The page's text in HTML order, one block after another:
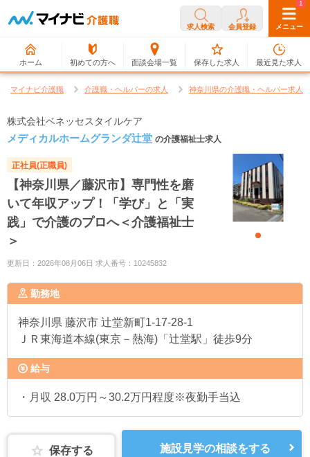
求人検索 会員登録 メニュー
ホーム 初めての方へ 面談会場一覧
0
保存した求人
1
最近見た求人
マイナビ介護職 介護職・ヘルパーの求人 神奈川県の介護職・ヘルパー求人
株式会社ベネッセスタイルケア
メディカルホームグランダ辻堂 の介護福祉士求人
正社員(正職員)
【神奈川県／藤沢市】専門性を磨
いて年収アップ！「学び」と「実
践」で介護のプロへ＜介護福祉士
＞
更新日：2026年08月06日 求人番号：10245832
勤務地
神奈川県 藤沢市 辻堂新町1-17-28-1
ＪＲ東海道本線(東京－熱海)「辻堂駅」徒歩9分
給与
・月収 28.0万円～30.2万円程度※夜勤手当込
保存する 施設見学の相談をする